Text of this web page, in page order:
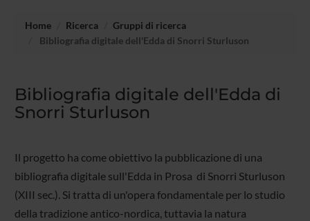
Home Ricerca
Gruppi di ricerca
Bibliografia digitale dell'Edda di Snorri Sturluson
Bibliografia digitale dell'Edda di
Snorri Sturluson
Il progetto ha come obiettivo la pubblicazione di una
bibliografia digitale sull'Edda in Prosa di Snorri Sturluson
(XIII sec.). Si tratta di un'opera fondamentale per lo studio
della tradizione antico-nordica, tuttavia la natura